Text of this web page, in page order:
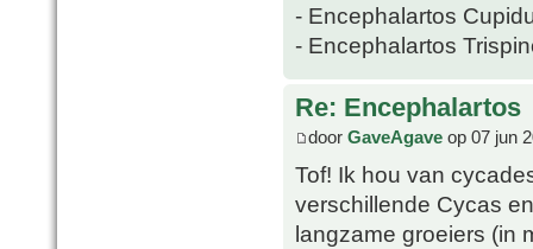
- Encephalartos
- Encephalartos
Re: Encephalartos
door GaveAgave op 07 jun
Tof! Ik hou van
verschillende Cycas
langzame groeiers (in